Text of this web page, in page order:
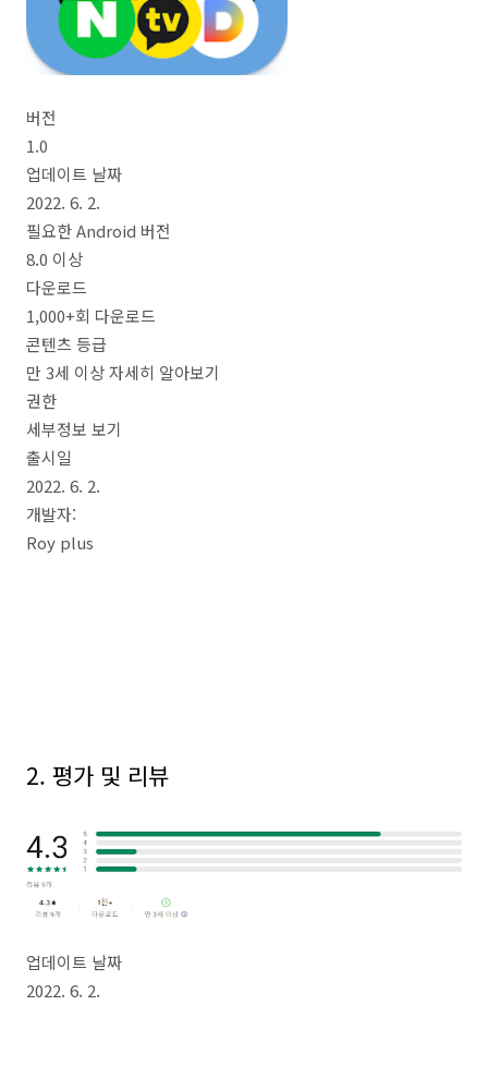
버전
1.0
업데이트 날짜
2022. 6. 2.
필요한 Android 버전
8.0 이상
다운로드
1,000+회 다운로드
콘텐츠 등급
만 3세 이상 자세히 알아보기
권한
세부정보 보기
출시일
2022. 6. 2.
개발자:
Roy plus
2. 평가 및 리뷰
업데이트 날짜
2022. 6. 2.